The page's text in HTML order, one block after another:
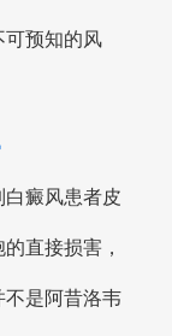
可预知的风
癜风患者皮
直接损害，
不是阿昔洛韦